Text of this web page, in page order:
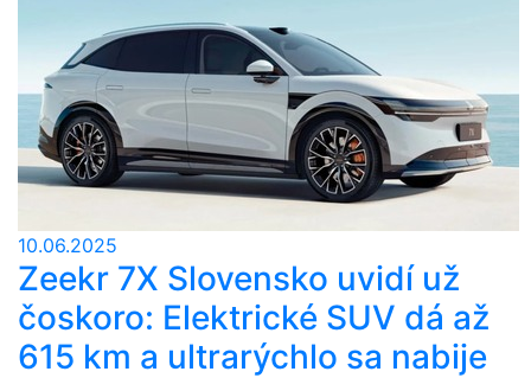
10.06.2025
Zeekr 7X Slovensko uvidí už
čoskoro: Elektrické SUV dá až
615 km a ultrarýchlo sa nabije